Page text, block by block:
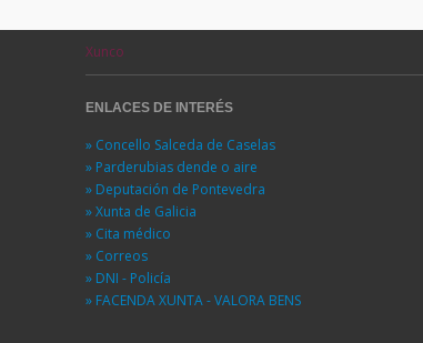
Xunco
ENLACES DE INTERÉS
» Concello Salceda de Caselas
» Parderubias dende o aire
» Deputación de Pontevedra
» Xunta de Galicia
» Cita médico
» Correos
» DNI - Policía
» FACENDA XUNTA - VALORA BENS